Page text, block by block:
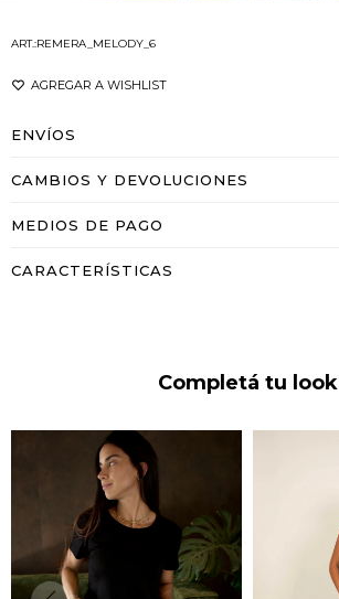
REMERA_MELODY_6
ENVÍOS
CAMBIOS Y DEVOLUCIONES
MEDIOS DE PAGO
CARACTERÍSTICAS
Completá tu look